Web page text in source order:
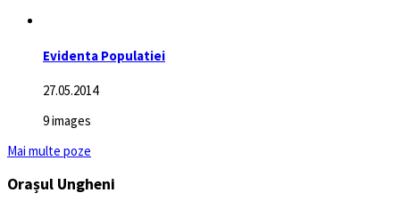
Evidenta Populatiei
27.05.2014
9 images
Mai multe poze
Orașul Ungheni